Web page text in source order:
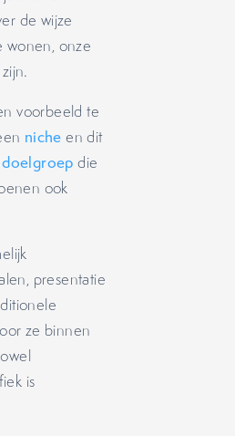
de wijze
wonen, onze
voorbeeld te
niche en dit
doelgroep die
ook
presentatie
ze binnen
is